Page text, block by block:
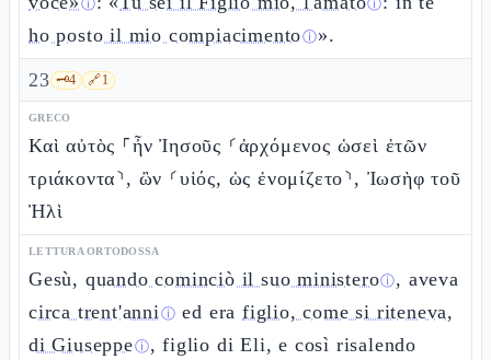
ⓘ ⓘ
ho posto il mio compiacimentoⓘ».
23 🗝️4 🔗1
GRECO
Καὶ αὐτὸς ⸀ἦν Ἰησοῦς ⸂ἀρχόμενος ὡσεὶ ἐτῶν
τριάκοντα⸃, ὢν ⸂υἱός, ὡς ἐνομίζετο⸃, Ἰωσὴφ τοῦ
Ἠλὶ
LETTURA ORTODOSSA
Gesù, quando cominciò il suo ministeroⓘ, aveva
circa trent'anniⓘ ed erafiglio, come si riteneva,
di Giuseppeⓘ, figlio di Eli, e così risalendo